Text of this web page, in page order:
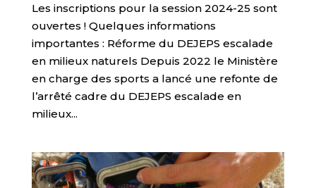
Les inscriptions pour la session 2024-25 sont
ouvertes ! Quelques informations
importantes : Réforme du DEJEPS escalade
en milieux naturels Depuis 2022 le Ministère
en charge des sports a lancé une refonte de
l’arrêté cadre du DEJEPS escalade en
milieux...